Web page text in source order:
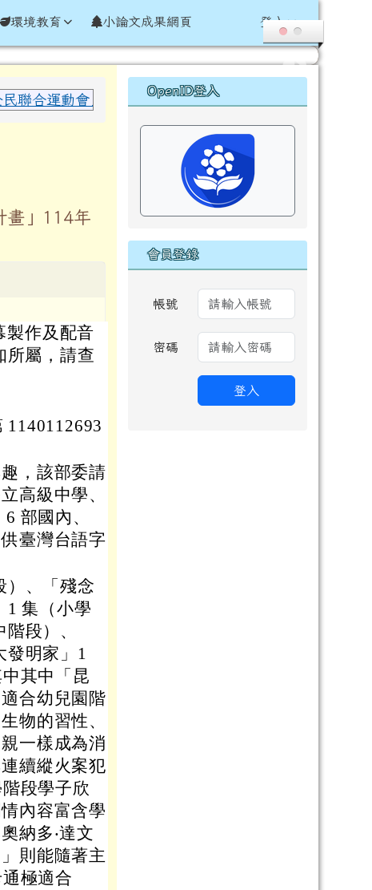
環境教育 小論文成果網頁 登入
聯合運動會」於國小女子組 60 公尺田徑項目 榮獲 決
畫」114年
製作及配音
所屬，請查
，該部委請
高級中學、
部國內、
臺灣台語字
）、「殘念
1 集（小學
段）、
發明家」1
其中「昆
合幼兒園階
物的習性、
一樣成為消
續縱火案犯
段學子欣
內容富含學
納多‧達文
則能隨著主
極適合
右邊區域內容
OpenID登入
會員登錄
帳號
密碼
登入